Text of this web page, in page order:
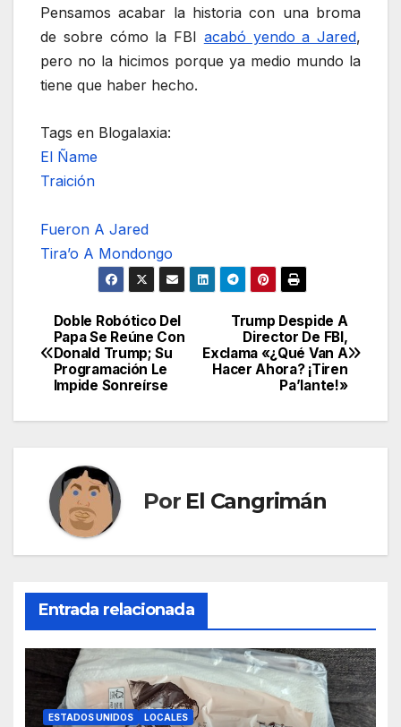
Pensamos acabar la historia con una broma
de sobre cómo la FBI acabó yendo a Jared,
pero no la hicimos porque ya medio mundo la
tiene que haber hecho.
Tags en Blogalaxia:
El Ñame
Traición
Fueron A Jared
Tira’o A Mondongo
Navegación
de
entradas
Trump Despide A
Director De FBI,
Exclama «¿Qué Van A
Hacer Ahora? ¡Tiren
Pa’lante!»
Doble Robótico Del
Papa Se Reúne Con
Donald Trump; Su
Programación Le
Impide Sonreírse
Por El Cangrimán
Entrada relacionada
ESTADOS UNIDOS LOCALES